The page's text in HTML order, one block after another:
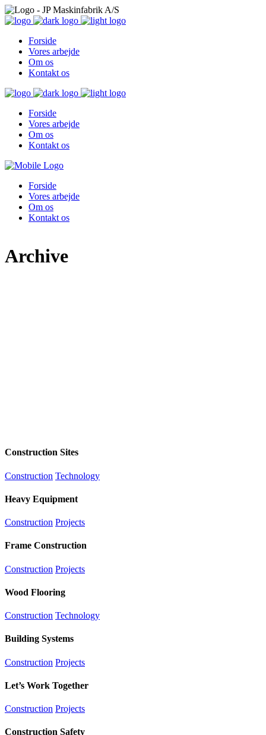
Forside
Vores arbejde
Om os
Kontakt os
Forside
Vores arbejde
Om os
Kontakt os
Forside
Vores arbejde
Om os
Kontakt os
Archive
Construction Sites
Construction Technology
Heavy Equipment
Construction Projects
Frame Construction
Construction Projects
Wood Flooring
Construction Technology
Building Systems
Construction Projects
Let’s Work Together
Construction Projects
Construction Safety